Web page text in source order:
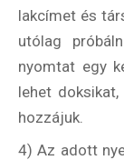
lakcímet és
utólag
nyomtat egy
lehet
hozzájuk.
4) Az adott